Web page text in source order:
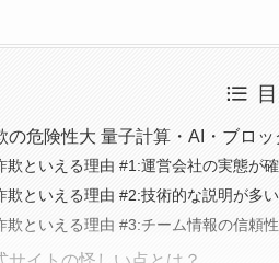
の危険性大 量子計算・AI・ブロ
欺といえる理由 #1:運営会社の実態が
欺といえる理由 #2:技術的な説明が多
欺といえる理由 #3:チーム情報の信頼